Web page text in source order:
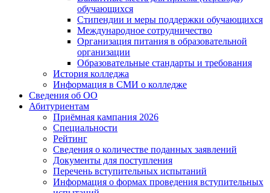
обучающихся
Стипендии и меры поддержки обучающихся
Международное сотрудничество
Организация питания в образовательной
организации
Образовательные стандарты и требования
История колледжа
Информация в СМИ о колледже
Сведения об ОО
Абитуриентам
Приёмная кампания 2026
Специальности
Рейтинг
Сведения о количестве поданных заявлений
Документы для поступления
Перечень вступительных испытаний
Информация о формах проведения вступительных